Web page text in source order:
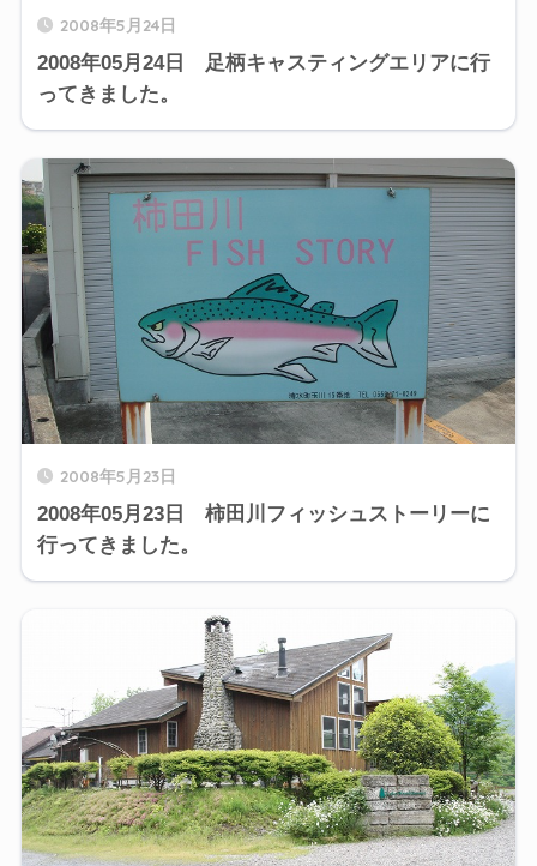
2008年5月24日
2008年05月24日 足柄キャスティングエリアに行
ってきました。
2008年5月23日
2008年05月23日 柿田川フィッシュストーリーに
行ってきました。